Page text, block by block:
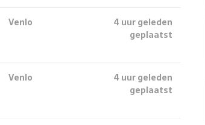
Venlo
4 uur geleden
geplaatst
Venlo
4 uur geleden
geplaatst